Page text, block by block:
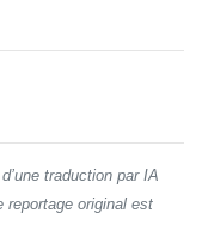
traduction par IA
reportage original est